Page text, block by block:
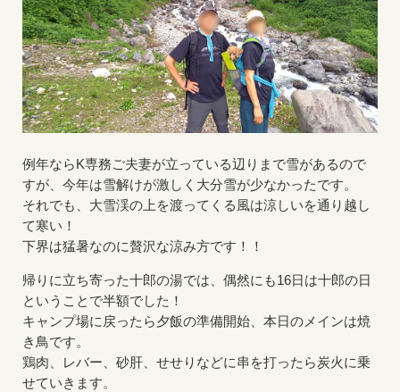
例年ならK専務ご夫妻が立っている辺りまで雪があるので
すが、今年は雪解けが激しく大分雪が少なかったです。
それでも、大雪渓の上を渡ってくる風は涼しいを通り越し
て寒い！
下界は猛暑なのに贅沢な涼み方です！！
帰りに立ち寄った十郎の湯では、偶然にも16日は十郎の日
ということで半額でした！
キャンプ場に戻ったら夕飯の準備開始、本日のメインは焼
き鳥です。
鶏肉、レバー、砂肝、せせりなどに串を打ったら炭火に乗
せていきます。